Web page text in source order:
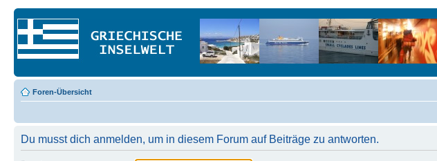
Foren-Übersicht
Du musst dich anmelden, um in diesem Forum auf Beiträge zu antworten.